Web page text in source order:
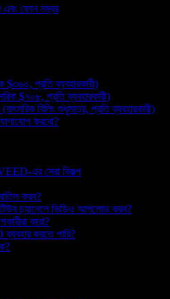
ফোন নম্বর
$৩৬০, প্রতি ব্যবহারকারী)
$৭০৮, প্রতি ব্যবহারকারী)
বিলিং শুধুমাত্র, প্রতি ব্যবহারকারী)
করবো?
এর সেরা বিকল্প
করব?
চ্যানেলে ভিডিও আপলোড করব?
কারা?
করতে পারি?